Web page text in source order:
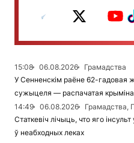
15:08 06.08.2026
Грамадства
У Сенненскім раёне 62-гадовая
сужыцеля — распачатая
14:49
06.08.2026
Грамадства,
Статкевіч лічыць, что яго
ў неабходных леках